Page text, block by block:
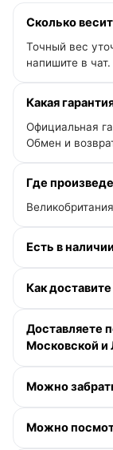
Сколько
Точный вес
напишите в чат.
Какая
Официальная
Обмен и
Где
Есть в
Как
Доставляете
Московской и
Можно
Можно